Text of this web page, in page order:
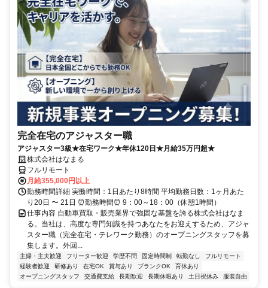
完全在宅のアジャスター職
アジャスター3級★在宅ワーク★年休120日★月給35万円超★
株式会社はなまる
フルリモート
月給355,000円以上
勤務時間詳細 実働時間：1日あたり8時間 平均勤務日数：1ヶ月あた
り20日 〜 21日 ⏰勤務時間⏰ 9：00～18：00（休憩1時間）
仕事内容 自動車買取・販売業界で強固な基盤を誇る株式会社はなま
る。当社は、高度な専門知識を持つあなたをお迎えするため、アジャ
スター職（完全在宅・テレワーク勤務）のオープニングスタッフを募
集します。外回...
主婦・主夫歓迎 フリーター歓迎 学歴不問 固定時間制 転勤なし
フルリモート
経験者歓迎
研修あり 在宅OK 賞与あり ブランクOK
育休あり
オープニングスタッフ
交通費支給 長期歓迎 長期休暇あり 土日祝休み 服装自由